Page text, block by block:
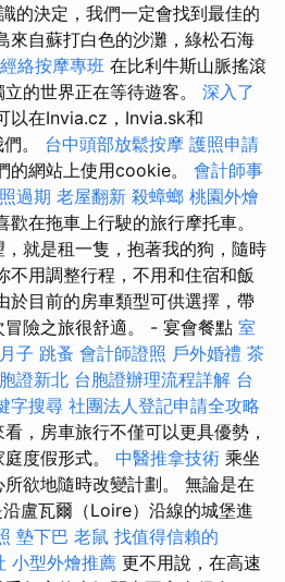
的決定，我們一定會找到最佳的
來自蘇打白色的沙灘，綠松石海
絡按摩專班 在比利牛斯山脈搖滾
的世界正在等待遊客。 深入了
以在Invia.cz，Invia.sk和
。 台中頭部放鬆按摩 護照申請
的網站上使用cookie。 會計師事
過期 老屋翻新 殺蟑螂 桃園外燴
歡在拖車上行駛的旅行摩托車。
就是租一隻，抱著我的狗，隨時
不用調整行程，不用和住宿和飯
於目前的房車類型可供選擇，帶
險之旅很舒適。 - 宴會餐點 室
子 跳蚤 會計師證照 戶外婚禮 茶
證新北 台胞證辦理流程詳解 台
字搜尋 社團法人登記申請全攻略
，房車旅行不僅可以更具優勢，
度假形式。 中醫推拿技術 乘坐
欲地隨時改變計劃。 無論是在
盧瓦爾（Loire）沿線的城堡進
墊下巴 老鼠 找值得信賴的
小型外燴推薦 更不用說，在高速